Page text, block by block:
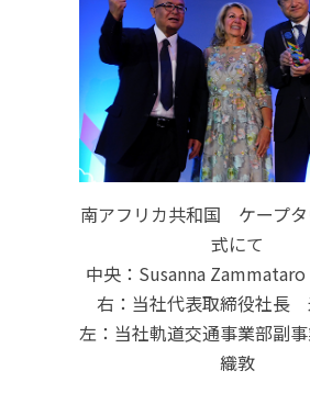
南アフリカ共和国 ケープ
式にて
中央：Susanna Zammataro
右：当社代表取締役社長
左：当社軌道交通事業部副
織敦